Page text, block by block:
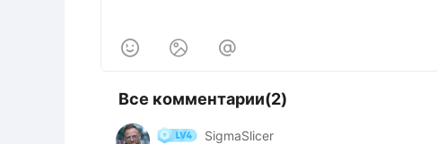
  
Все комментарии(2)
SigmaSlicer